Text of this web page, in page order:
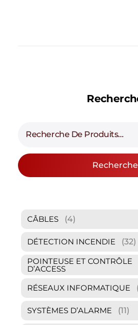
Recherche
CÂBLES (4)
DÉTECTION INCENDIE
(32)
POINTEUSE ET CONTRÔLE
D’ACCESS
RÉSEAUX INFORMATIQUE
SYSTÈMES D’ALARME (11)